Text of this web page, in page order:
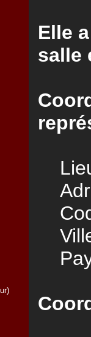
Elle
salle